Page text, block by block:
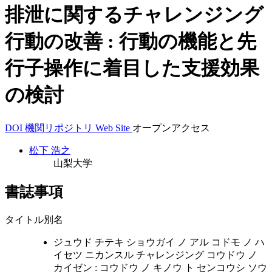
排泄に関するチャレンジング
行動の改善 : 行動の機能と先
行子操作に着目した支援効果
の検討
DOI 機関リポジトリ Web Site オープンアクセス
松下 浩之
山梨大学
書誌事項
タイトル別名
ジュウド チテキ ショウガイ ノ アル コドモ ノ ハ
イセツ ニカンスル チャレンジング コウドウ ノ
カイゼン : コウドウ ノ キノウ ト センコウシ ソウ